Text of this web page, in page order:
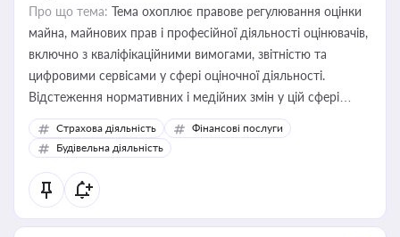
Про що тема: Тема охоплює правове регулювання оцінки
майна, майнових прав і професійної діяльності оцінювачів,
включно з кваліфікаційними вимогами, звітністю та
цифровими сервісами у сфері оціночної діяльності.
Відстеження нормативних і медійних змін у цій сфері
корисне для власника бізнесу, керівника, юриста або
бухгалтера під час оподаткування, приватизації, оренди
державного майна, корпоративних угод і перевірки
статусу суб'єктів оціночної діяльності
Страхова діяльність
Фінансові послуги
Будівельна діяльність